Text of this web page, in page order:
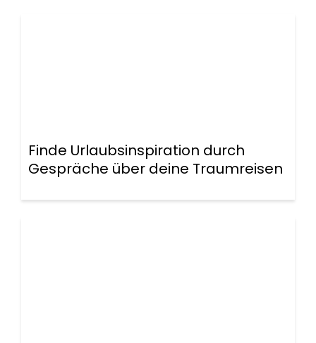
Finde Urlaubsinspiration durch
Gespräche über deine Traumreisen